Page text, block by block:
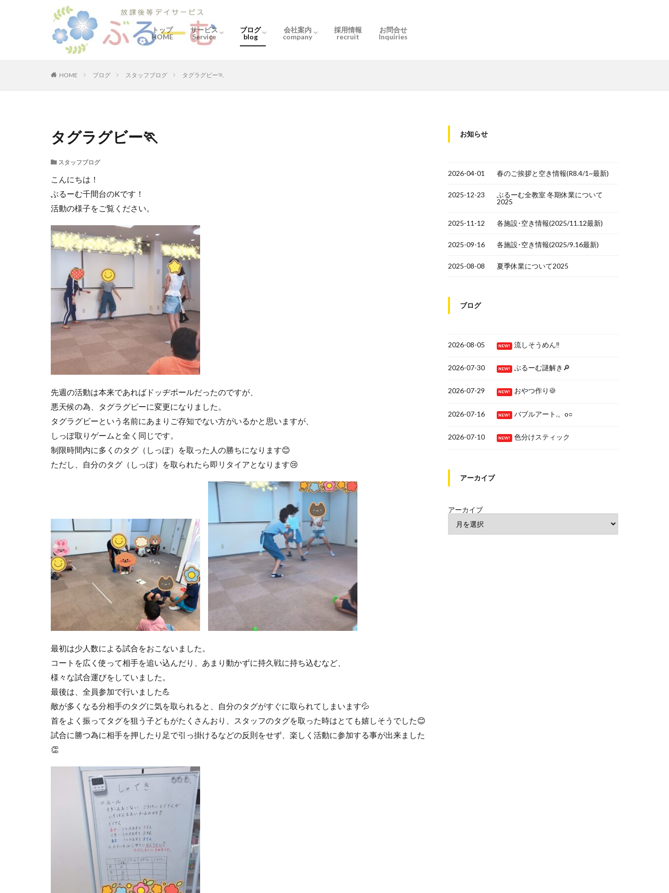
トップ
HOME
サービス
Service
ブログ
blog
会社案内
company
採用情報
recruit
お問合せ
Inquiries
HOME ブログ スタッフブログ タグラグビー🏃
タグラグビー🏃
スタッフブログ
こんにちは！
ぶるーむ千間台のKです！
活動の様子をご覧ください。
先週の活動は本来であればドッヂボールだったのですが、
悪天候の為、タグラグビーに変更になりました。
タグラグビーという名前にあまりご存知でない方がいるかと思いますが、
しっぽ取りゲームと全く同じです。
制限時間内に多くのタグ（しっぽ）を取った人の勝ちになります😊
ただし、自分のタグ（しっぽ）を取られたら即リタイアとなります😢
最初は少人数による試合をおこないました。
コートを広く使って相手を追い込んだり、あまり動かずに持久戦に持ち込むなど、
様々な試合運びをしていました。
最後は、全員参加で行いました💪
敵が多くなる分相手のタグに気を取られると、自分のタグがすぐに取られてしまいます💦
首をよく振ってタグを狙う子どもがたくさんおり、スタッフのタグを取った時はとても嬉しそうでした😊
試合に勝つ為に相手を押したり足で引っ掛けるなどの反則をせず、楽しく活動に参加する事が出来ました
👏
お知らせ
2026-04-01 春のご挨拶と空き情報(R8.4/1~最新)
2025-12-23
ぶるーむ全教室 冬期休業について
2025
2025-11-12 各施設･空き情報(2025/11.12最新)
2025-09-16 各施設･空き情報(2025/9.16最新)
2025-08-08 夏季休業について2025
ブログ
2026-08-05 NEW! 流しそうめん‼
2026-07-30 NEW! ぶるーむ謎解き🔎
2026-07-29 NEW! おやつ作り🍪
2026-07-16 NEW! バブルアート.。o○
2026-07-10 NEW! 色分けスティック
アーカイブ
アーカイブ